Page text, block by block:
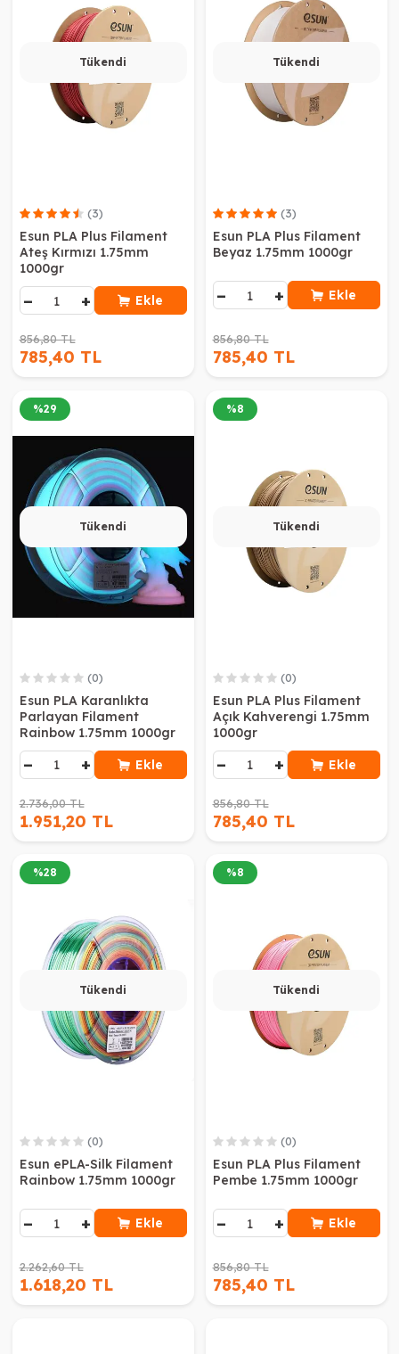
Tükendi
(3)
Esun PLA Plus Filament
Ateş Kırmızı 1.75mm
1000gr
− + Ekle
856,80 TL
785,40 TL
Tükendi
(3)
Esun PLA Plus Filament
Beyaz 1.75mm 1000gr
− + Ekle
856,80 TL
785,40 TL
Tükendi
%29
(0)
Esun PLA Karanlıkta
Parlayan Filament
Rainbow 1.75mm 1000gr
− + Ekle
2.736,00 TL
1.951,20 TL
Tükendi
%8
(0)
Esun PLA Plus Filament
Açık Kahverengi 1.75mm
1000gr
− + Ekle
856,80 TL
785,40 TL
Tükendi
%28
(0)
Esun ePLA-Silk Filament
Rainbow 1.75mm 1000gr
− + Ekle
2.262,60 TL
1.618,20 TL
Tükendi
%8
(0)
Esun PLA Plus Filament
Pembe 1.75mm 1000gr
− + Ekle
856,80 TL
785,40 TL